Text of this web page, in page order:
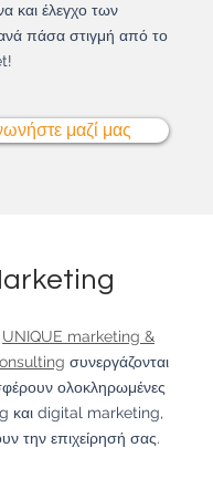
και έλεγχο των
πάσα στιγμή από το
μαζί μας
UNIQUE marketing &
nsulting συνεργάζονται
ολοκληρωμένες
και digital marketing,
την επιχείρησή σας.